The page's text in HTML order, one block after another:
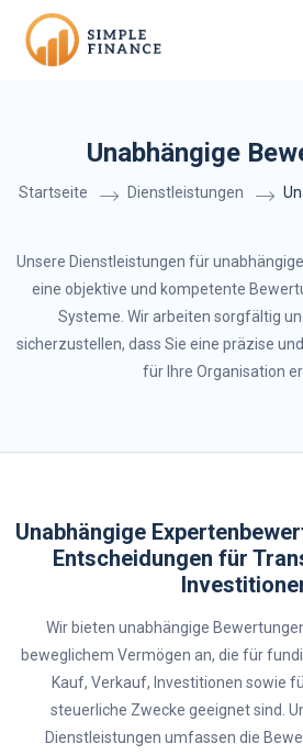
Unabhängige
Startseite Dienstleistungen
Unsere Dienstleistungen für
eine objektive und kompetente
Systeme. Wir arbeiten sorgfältig
sicherzustellen, dass Sie eine präzise
für Ihre Organisation
Unabhängige
Entscheidungen für
Wir bieten unabhängige
beweglichem Vermögen an, die für
Kauf, Verkauf, Investitionen sowie
steuerliche Zwecke geeignet sind.
Dienstleistungen umfassen die